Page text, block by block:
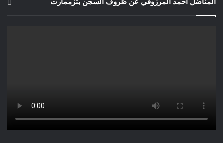
المناضل احمد المرزوقي عن ظروف السجن بتزممارت